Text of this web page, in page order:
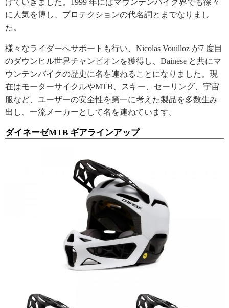
げていきました。1999 年にはマウンテンバイク界でも徐々
に人気を博し、プロテクションの代名詞とまでなりまし
た。
様々なライダーへサポートも行い、Nicolas Vouilloz が7 度目
のダウンヒル世界チャンピオンを獲得し、Dainese と共にマ
ウンテンバイクの歴史に名を連ねることになりました。現
在はモーターサイクルやMTB、スキー、セーリング、宇宙
服など、ユーザーの安全性を第一に考えた製品を多数生み
出し、一流メーカーとして名を連ねています。
ダイネーゼMTB ギアラインアップ